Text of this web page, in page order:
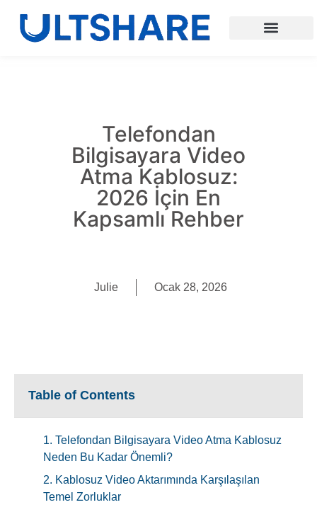
Telefondan
Bilgisayara Video
Atma Kablosuz:
2026 İçin En
Kapsamlı Rehber
Julie Ocak 28, 2026
Table of Contents
1. Telefondan Bilgisayara Video Atma Kablosuz
Neden Bu Kadar Önemli?
2. Kablosuz Video Aktarımında Karşılaşılan
Temel Zorluklar